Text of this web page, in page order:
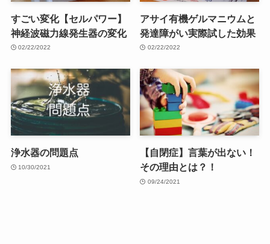
すごい変化【セルパワー】
神経波磁力線発生器の変化
02/22/2022
アサイ有機ゲルマニウムと
発達障がい実際試した効果
02/22/2022
浄水器の問題点
10/30/2021
【自閉症】言葉が出ない！
その理由とは？！
09/24/2021